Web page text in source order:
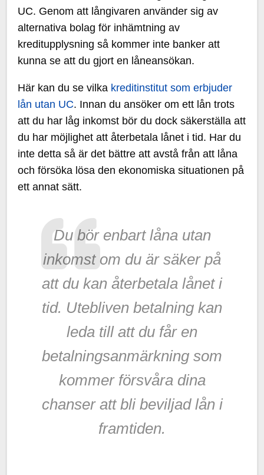
UC. Genom att långivaren använder sig av
alternativa bolag för inhämtning av
kreditupplysning så kommer inte banker att
kunna se att du gjort en låneansökan.
Här kan du se vilka kreditinstitut som erbjuder
lån utan UC. Innan du ansöker om ett lån trots
att du har låg inkomst bör du dock säkerställa att
du har möjlighet att återbetala lånet i tid. Har du
inte detta så är det bättre att avstå från att låna
och försöka lösa den ekonomiska situationen på
ett annat sätt.
Du bör enbart låna utan
inkomst om du är säker på
att du kan återbetala lånet i
tid. Utebliven betalning kan
leda till att du får en
betalningsanmärkning som
kommer försvåra dina
chanser att bli beviljad lån i
framtiden.